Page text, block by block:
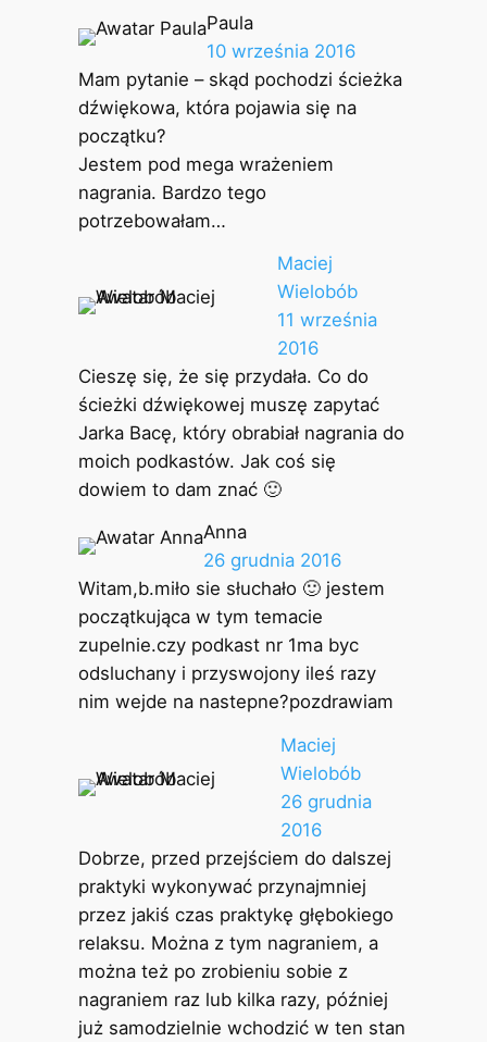
Paula
10 września 2016
Mam pytanie – skąd pochodzi ścieżka
dźwiękowa, która pojawia się na
początku?
Jestem pod mega wrażeniem
nagrania. Bardzo tego
potrzebowałam…
Maciej
Wielobób
11 września
2016
Cieszę się, że się przydała. Co do
ścieżki dźwiękowej muszę zapytać
Jarka Bacę, który obrabiał nagrania do
moich podkastów. Jak coś się
dowiem to dam znać 🙂
Anna
26 grudnia 2016
Witam,b.miło sie słuchało 🙂 jestem
początkująca w tym temacie
zupelnie.czy podkast nr 1ma byc
odsluchany i przyswojony ileś razy
nim wejde na nastepne?pozdrawiam
Maciej
Wielobób
26 grudnia
2016
Dobrze, przed przejściem do dalszej
praktyki wykonywać przynajmniej
przez jakiś czas praktykę głębokiego
relaksu. Można z tym nagraniem, a
można też po zrobieniu sobie z
nagraniem raz lub kilka razy, później
już samodzielnie wchodzić w ten stan